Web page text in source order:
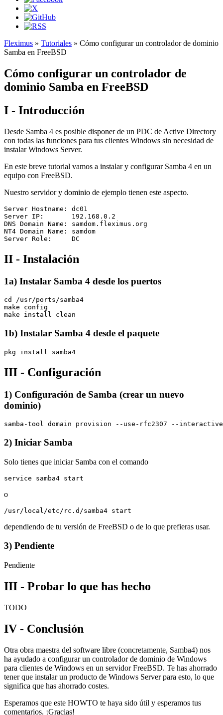
Fleximus » Tutoriales » Cómo configurar un controlador de dominio
Samba en FreeBSD
Cómo configurar un controlador de
dominio Samba en FreeBSD
I - Introducción
Desde Samba 4 es posible disponer de un PDC de Active Directory
con todas las funciones para tus clientes Windows sin necesidad de
instalar Windows Server.
En este breve tutorial vamos a instalar y configurar Samba 4 en un
equipo con FreeBSD.
Nuestro servidor y dominio de ejemplo tienen este aspecto.
Server Hostname: dc01
Server IP:       192.168.0.2
DNS Domain Name: samdom.fleximus.org
NT4 Domain Name: samdom
II - Instalación
1a) Instalar Samba 4 desde los puertos
cd /usr/ports/samba4
make config
1b) Instalar Samba 4 desde el paquete
III - Configuración
1) Configuración de Samba (crear un nuevo
dominio)
2) Iniciar Samba
Solo tienes que iniciar Samba con el comando
o
dependiendo de tu versión de FreeBSD o de lo que prefieras usar.
3) Pendiente
Pendiente
III - Probar lo que has hecho
TODO
IV - Conclusión
Otra obra maestra del software libre (concretamente, Samba4) nos
ha ayudado a configurar un controlador de dominio de Windows
para clientes de Windows en un servidor FreeBSD. Te has ahorrado
tener que instalar un producto de Windows Server para esto, lo que
significa que has ahorrado costes.
Esperamos que este HOWTO te haya sido útil y esperamos tus
comentarios. ¡Gracias!